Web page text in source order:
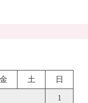
金 土 日
1